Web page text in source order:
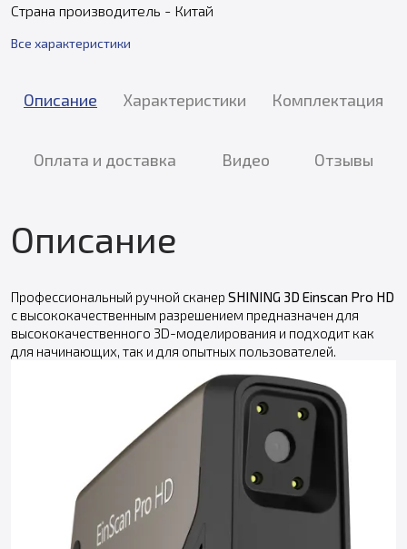
Страна производитель - Китай
Все характеристики
Описание Характеристики Комплектация
Оплата и доставка Видео Отзывы
Описание
Профессиональный ручной сканер SHINING 3D Einscan Pro HD
с высококачественным разрешением предназначен для
высококачественного 3D-моделирования и подходит как
для начинающих, так и для опытных пользователей.